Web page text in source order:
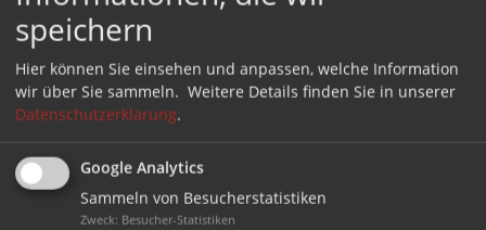
Grillplatz. Bei
oder Wiesen
sollten Sie daher
großen Rädern den Vorzug geben und generell auf die
Verarbeitung achten. Was nützen Möbelgleiter unter
den Gartenmöbeln, wenn der Grill am Ende die Fliesen
zerkratzt? Unter Umständen lassen sich die Rollen auch
gegenschonende Bürostuhlrollentauschen.
speichern
Hier können Sie einsehen und anpassen, welche Information
wir über Sie sammeln. Weitere Details finden Sie in unserer
Datenschutzerklärung.
Google Analytics
Sammeln von Besucherstatistiken
Zweck: Besucher-Statistiken